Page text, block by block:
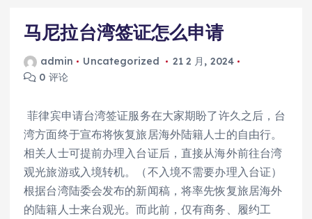
马尼拉台湾签证怎么申请
admin Uncategorized
21 2 月, 2024
0 评论
菲律宾申请台湾签证服务在大家期盼了许久之后，台
湾方面终于宣布将恢复旅居海外陆籍人士的自由行。
相关人士可提前办理入台证后，直接从海外前往台湾
观光旅游或入境转机。（不入境不需要办理入台证）
根据台湾陆委会发布的新闻稿，将率先恢复旅居海外
的陆籍人士来台观光。而此前，仅有商务、履约工